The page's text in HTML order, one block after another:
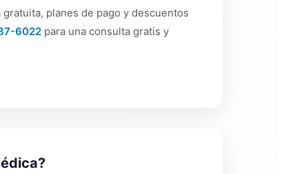
planes de pago y descuentos
6022 para una consulta gratis y